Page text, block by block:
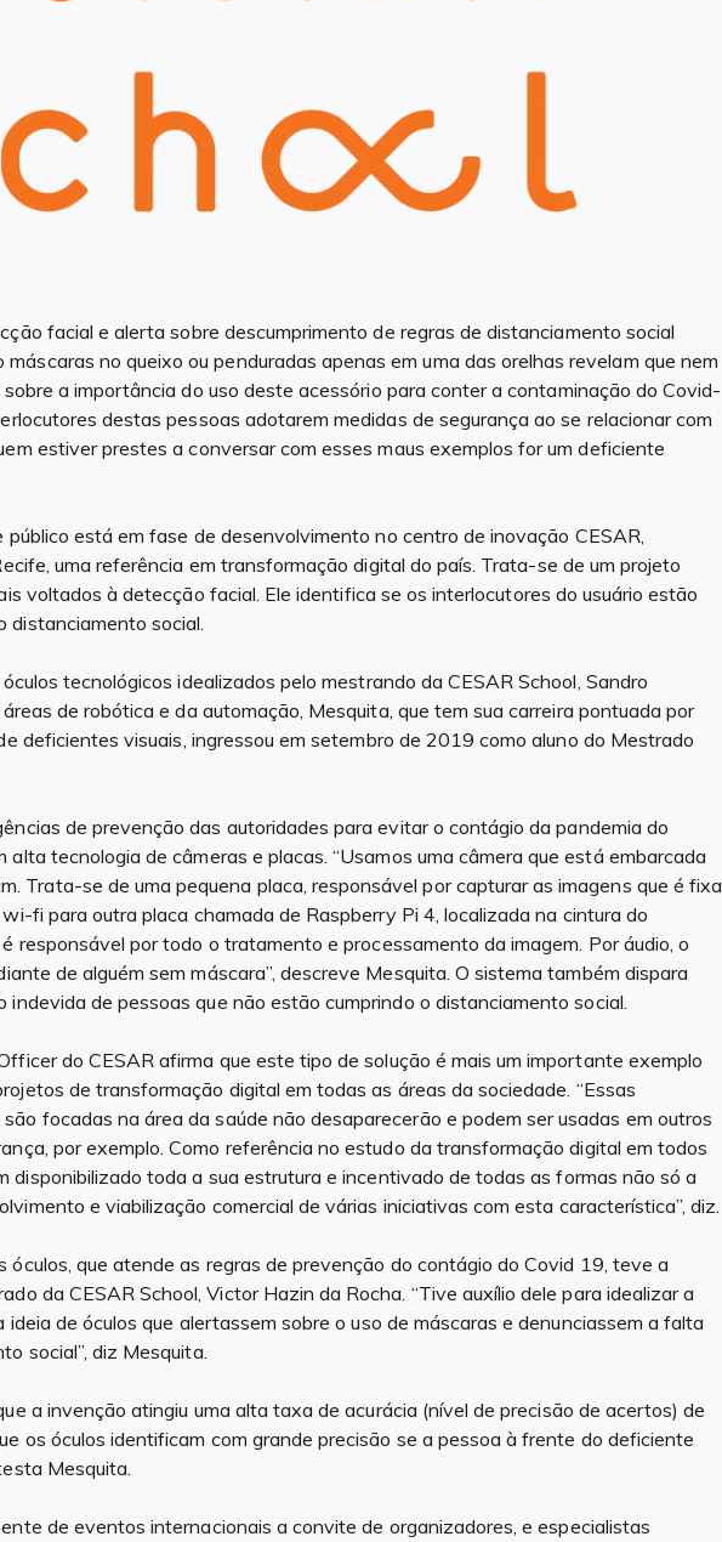
facial e alerta sobre descumprimento de regras de distanciamento social
no queixo ou penduradas apenas em uma das orelhas revelam que nem
a importância do uso deste acessório para conter a contaminação do Covid-
destas pessoas adotarem medidas de segurança ao se relacionar com
estiver prestes a conversar com esses maus exemplos for um deficiente
público está em fase de desenvolvimento no centro de inovação CESAR,
uma referência em transformação digital do país. Trata-se de um projeto
voltados à detecção facial. Ele identifica se os interlocutores do usuário estão
distanciamento social.
tecnológicos idealizados pelo mestrando da CESAR School, Sandro
de robótica e da automação, Mesquita, que tem sua carreira pontuada por
deficientes visuais, ingressou em setembro de 2019 como aluno do Mestrado
de prevenção das autoridades para evitar o contágio da pandemia do
tecnologia de câmeras e placas. “Usamos uma câmera que está embarcada
Trata-se de uma pequena placa, responsável por capturar as imagens que é fixa
fi para outra placa chamada de Raspberry Pi 4, localizada na cintura do
responsável por todo o tratamento e processamento da imagem. Por áudio, o
de alguém sem máscara”, descreve Mesquita. O sistema também dispara
de pessoas que não estão cumprindo o distanciamento social.
do CESAR afirma que este tipo de solução é mais um importante exemplo
de transformação digital em todas as áreas da sociedade. “Essas
focadas na área da saúde não desaparecerão e podem ser usadas em outros
por exemplo. Como referência no estudo da transformação digital em todos
disponibilizado toda a sua estrutura e incentivado de todas as formas não só a
e viabilização comercial de várias iniciativas com esta característica”, diz.
óculos, que atende as regras de prevenção do contágio do Covid 19, teve a
da CESAR School, Victor Hazin da Rocha. “Tive auxílio dele para idealizar a
ideia de óculos que alertassem sobre o uso de máscaras e denunciassem a falta
social”, diz Mesquita.
a invenção atingiu uma alta taxa de acurácia (nível de precisão de acertos) de
os óculos identificam com grande precisão se a pessoa à frente do deficiente
Mesquita.
de eventos internacionais a convite de organizadores, e especialistas